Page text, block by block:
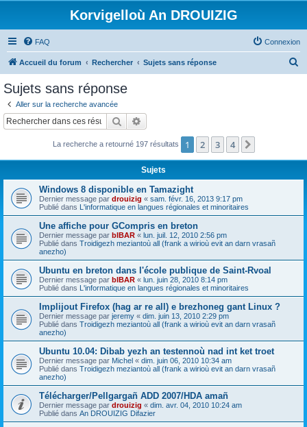
Korvigelloù An DROUIZIG
FAQ Connexion
Accueil du forum Rechercher Sujets sans réponse
c
Sujets sans réponse
Aller sur la recherche avancée
Rechercher
La recherche a retourné 197 résultats 1 2 3 4
Sujets
Windows 8 disponible en Tamazight
Dernier message par drouizig « sam. févr. 16, 2013 9:17 pm
Publié dans L'informatique en langues régionales et minoritaires
Une affiche pour GCompris en breton
Dernier message par bIBAR « lun. juil. 12, 2010 2:56 pm
Publié dans Troidigezh meziantoù all (frank a wirioù evit an darn vrasañ
anezho)
Ubuntu en breton dans l'école publique de Saint-Rvoal
Dernier message par bIBAR « lun. juin 28, 2010 8:14 pm
Publié dans L'informatique en langues régionales et minoritaires
Implijout Firefox (hag ar re all) e brezhoneg gant Linux ?
Dernier message par jeremy « dim. juin 13, 2010 2:29 pm
Publié dans Troidigezh meziantoù all (frank a wirioù evit an darn vrasañ
anezho)
Ubuntu 10.04: Dibab yezh an testennoù nad int ket troet
Dernier message par Michel « dim. juin 06, 2010 10:34 am
Publié dans Troidigezh meziantoù all (frank a wirioù evit an darn vrasañ
anezho)
Télécharger/Pellgargañ ADD 2007/HDA amañ
Dernier message par drouizig « dim. avr. 04, 2010 10:24 am
Publié dans An DROUIZIG Difazier